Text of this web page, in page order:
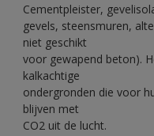
Cementpleister,
gevels, steensmuren,
niet geschikt
voor gewapend beton).
kalkachtige
ondergronden die voor
blijven met
CO2 uit de lucht.